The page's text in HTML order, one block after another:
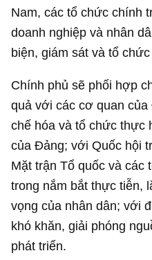
Nam, các tổ chức chính
doanh nghiệp và nhân
biện, giám sát và tổ
Chính phủ sẽ phối hợp
quả với các cơ quan
chế hóa và tổ chức thực
của Đảng; với Quốc hội
Mặt trận Tổ quốc và các
trong nắm bắt thực tiễn,
vọng của nhân dân; với
khó khăn, giải phóng
phát triển.